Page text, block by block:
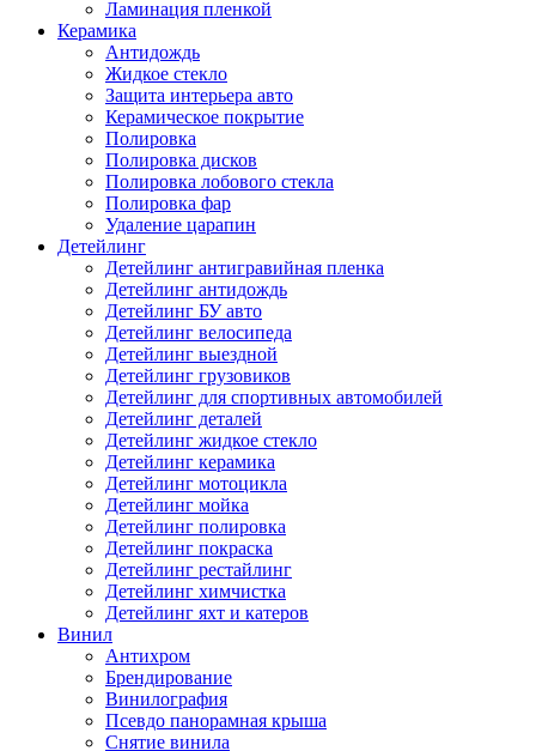
Ламинация пленкой
Керамика
Антидождь
Жидкое стекло
Защита интерьера авто
Керамическое покрытие
Полировка
Полировка дисков
Полировка лобового стекла
Полировка фар
Удаление царапин
Детейлинг
Детейлинг антигравийная пленка
Детейлинг антидождь
Детейлинг БУ авто
Детейлинг велосипеда
Детейлинг выездной
Детейлинг грузовиков
Детейлинг для спортивных автомобилей
Детейлинг деталей
Детейлинг жидкое стекло
Детейлинг керамика
Детейлинг мотоцикла
Детейлинг мойка
Детейлинг полировка
Детейлинг покраска
Детейлинг рестайлинг
Детейлинг химчистка
Детейлинг яхт и катеров
Винил
Антихром
Брендирование
Винилография
Псевдо панорамная крыша
Снятие винила